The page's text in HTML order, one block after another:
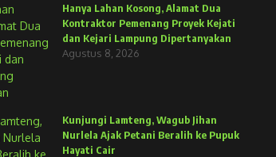
Hanya Lahan Kosong, Alamat Dua
Kontraktor Pemenang Proyek Kejati
dan Kejari Lampung Dipertanyakan
Agustus 8, 2026
Kunjungi Lamteng, Wagub Jihan
Nurlela Ajak Petani Beralih ke Pupuk
Hayati Cair